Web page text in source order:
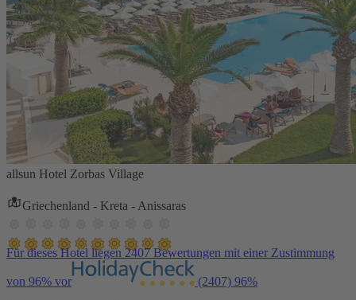
allsun Hotel Zorbas Village
Griechenland - Kreta - Anissaras
Für dieses Hotel liegen 2407 Bewertungen mit einer Zustimmung
von 96% vor (2407) 96%